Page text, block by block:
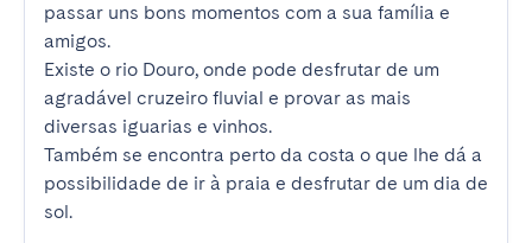
passar uns bons momentos com a sua família e
amigos.
Existe o rio Douro, onde pode desfrutar de um
agradável cruzeiro fluvial e provar as mais
diversas iguarias e vinhos.
Também se encontra perto da costa o que lhe dá a
possibilidade de ir à praia e desfrutar de um dia de
sol.